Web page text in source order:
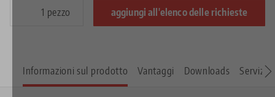
pezzo aggiungi all'elenco delle richieste
Informazioni sul prodotto Vantaggi Downloads Servizi